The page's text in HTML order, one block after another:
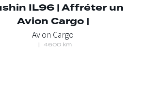
IL96 | Affréter un
Avion Cargo |
Avion Cargo
4600 km